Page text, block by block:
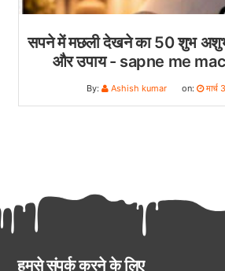
सपने में मछली देखने का 50 शुभ
और उपाय - sapne me
By: Ashish kumar on:
हमसे संपर्क करने के लिए